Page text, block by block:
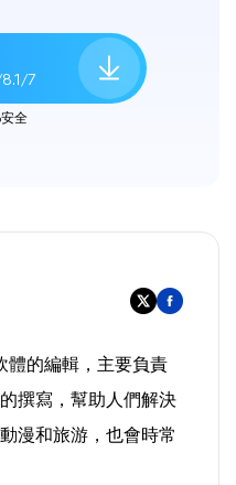
7
安全
體的編輯，主要負責
撰寫，幫助人們解決
漫和旅游，也會時常